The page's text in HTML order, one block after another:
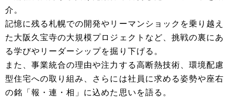
介。
記憶に残る札幌での開発やリーマンショックを乗り越え
た大阪久宝寺の大規模プロジェクトなど、挑戦の裏にあ
る学びやリーダーシップを掘り下げる。
また、事業統合の理由や注力する高断熱技術、環境配慮
型住宅への取り組み、さらには社員に求める姿勢や座右
の銘「報・連・相」に込めた思いを語る。